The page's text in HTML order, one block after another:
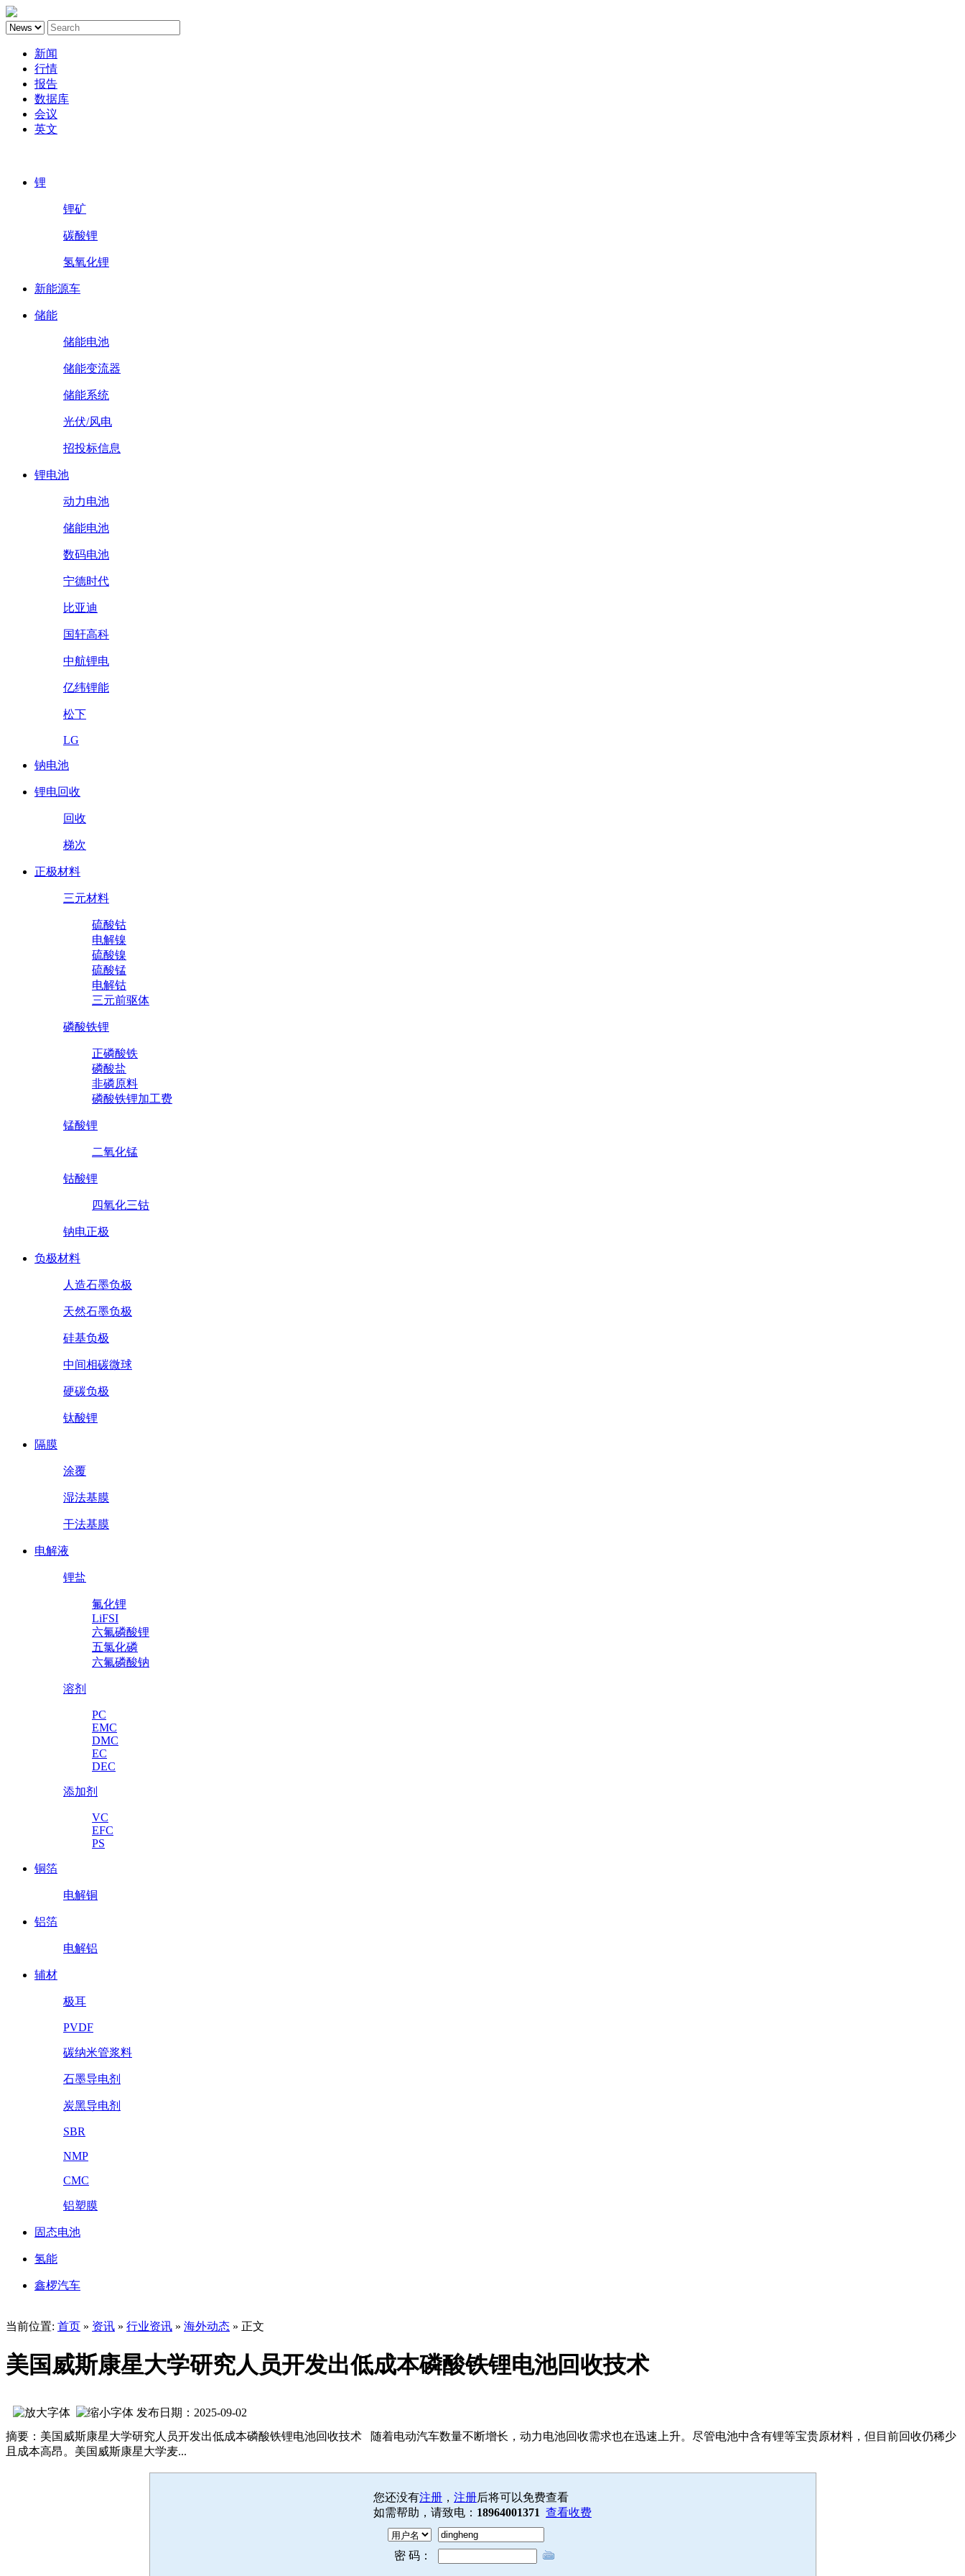
新闻
行情
报告
数据库
会议
英文
锂
锂矿
碳酸锂
氢氧化锂
新能源车
储能
储能电池
储能变流器
储能系统
光伏/风电
招投标信息
锂电池
动力电池
储能电池
数码电池
宁德时代
比亚迪
国轩高科
中航锂电
亿纬锂能
松下
LG
钠电池
锂电回收
回收
梯次
正极材料
三元材料
硫酸钴
电解镍
硫酸镍
硫酸锰
电解钴
三元前驱体
磷酸铁锂
正磷酸铁
磷酸盐
非磷原料
磷酸铁锂加工费
锰酸锂
二氧化锰
钴酸锂
四氧化三钴
钠电正极
负极材料
人造石墨负极
天然石墨负极
硅基负极
中间相碳微球
硬碳负极
钛酸锂
隔膜
涂覆
湿法基膜
干法基膜
电解液
锂盐
氟化锂
LiFSI
六氟磷酸锂
五氯化磷
六氟磷酸钠
溶剂
PC
EMC
DMC
EC
DEC
添加剂
VC
EFC
PS
铜箔
电解铜
铝箔
电解铝
辅材
极耳
PVDF
碳纳米管浆料
石墨导电剂
炭黑导电剂
SBR
NMP
CMC
铝塑膜
固态电池
氢能
鑫椤汽车
当前位置: 首页 » 资讯 » 行业资讯 » 海外动态 » 正文
美国威斯康星大学研究人员开发出低成本磷酸铁锂电池回收技术
发布日期：2025-09-02
摘要：美国威斯康星大学研究人员开发出低成本磷酸铁锂电池回收技术 随着电动汽车数量不断增长，动力电池回收需求也在迅速上升。尽管电池中含有锂等宝贵原材料，但目前回收仍稀少
且成本高昂。美国威斯康星大学麦...
您还没有注册 ， 注册后将可以免费查看
如需帮助，请致电： 18964001371 查看收费
密 码：